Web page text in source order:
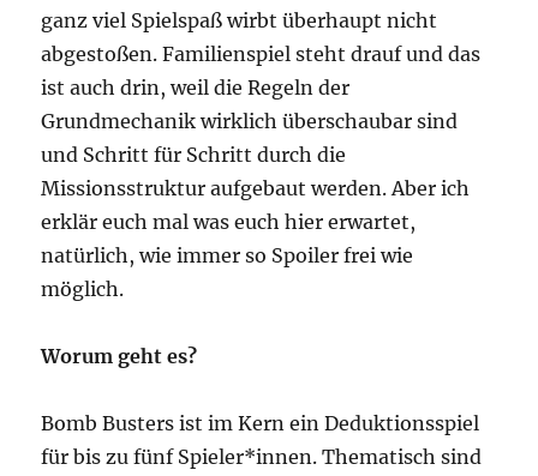
ganz viel Spielspaß wirbt überhaupt nicht
abgestoßen. Familienspiel steht drauf und das
ist auch drin, weil die Regeln der
Grundmechanik wirklich überschaubar sind
und Schritt für Schritt durch die
Missionsstruktur aufgebaut werden. Aber ich
erklär euch mal was euch hier erwartet,
natürlich, wie immer so Spoiler frei wie
möglich.
Worum geht es?
Bomb Busters ist im Kern ein Deduktionsspiel
für bis zu fünf Spieler*innen. Thematisch sind